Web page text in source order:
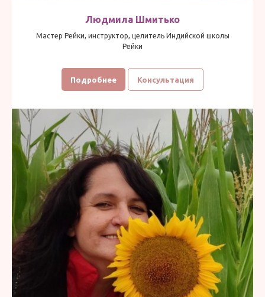
Людмила Шмитько
Мастер Рейки, инструктор, целитель Индийской школы
Рейки
Подробнее Консультация